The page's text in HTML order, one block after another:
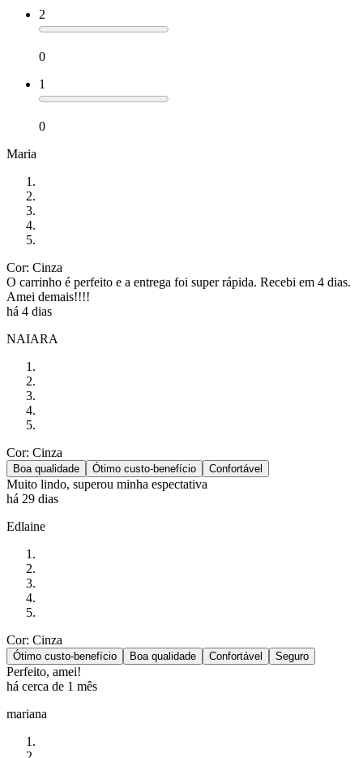
2
0
1
0
Maria
Cor: Cinza
O carrinho é perfeito e a entrega foi super rápida. Recebi em 4 dias.
Amei demais!!!!
há 4 dias
NAIARA
Cor: Cinza
Boa qualidade Ótimo custo-benefício Confortável
Muito lindo, superou minha espectativa
há 29 dias
Edlaine
Cor: Cinza
Ótimo custo-benefício Boa qualidade Confortável Seguro
Perfeito, amei!
há cerca de 1 mês
mariana